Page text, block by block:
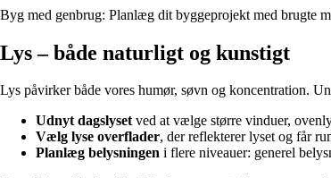
Byg med genbrug: Planlæg dit byggeprojekt med brugte
Lys – både naturligt og kunstigt
Lys påvirker både vores humør, søvn og koncentration.
Udnyt dagslysetved at vælge større vinduer,
Vælg lyse overflader, der reflekterer lyset og får
Planlæg belysningen i flere niveauer: generel